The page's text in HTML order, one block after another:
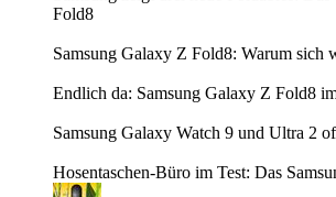
Fold8
Samsung Galaxy Z Fold8: Warum sich
Endlich da: Samsung Galaxy Z Fold8
Samsung Galaxy Watch 9 und Ultra 2
Hosentaschen-Büro im Test: Das